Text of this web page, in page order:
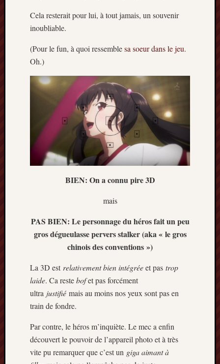
Cela resterait pour lui, à tout jamais, un souvenir
inoubliable.
(Pour le fun, à quoi ressemblesa soeur dans le jeu.
Oh.)
BIEN: On a connu pire 3D
mais
PAS BIEN: Le personnage du héros fait un peu
gros dégueulasse pervers stalker (aka « le gros
chinois des conventions »)
La 3D est relativement bien intégréeet pas trop
laide. Ca restebofet pas forcément
ultra justifié mais au moins nos yeux sont pas en
train de fondre.
Par contre, le héros m’inquiète. Le mec a enfin
découvert le pouvoir de l’appareil photo et à très
vite pu remarquer que c’est un giga aimant à